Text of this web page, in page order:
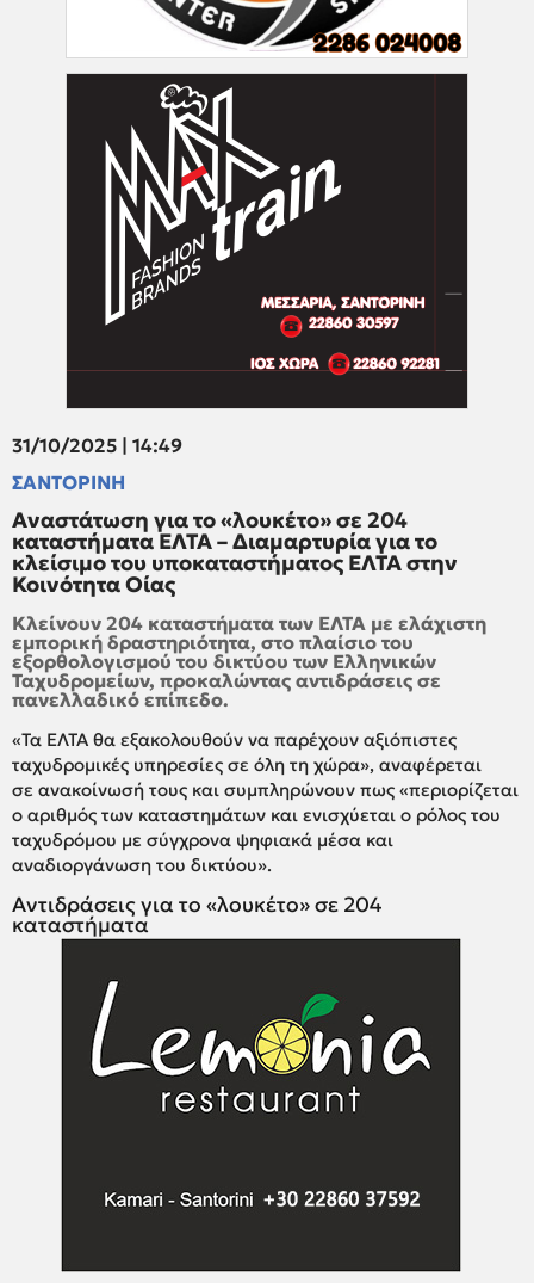
31/10/2025 | 14:49
ΣΑΝΤΟΡΙΝΗ
Αναστάτωση για το «λουκέτο» σε 204
καταστήματα ΕΛΤΑ – Διαμαρτυρία για το
κλείσιμο του υποκαταστήματος ΕΛΤΑ στην
Κοινότητα Οίας
Κλείνουν 204 καταστήματα των ΕΛΤΑ με ελάχιστη
εμπορική δραστηριότητα, στο πλαίσιο του
εξορθολογισμού του δικτύου των Ελληνικών
Ταχυδρομείων, προκαλώντας αντιδράσεις σε
πανελλαδικό επίπεδο.
«Τα ΕΛΤΑ θα εξακολουθούν να παρέχουν αξιόπιστες
ταχυδρομικές υπηρεσίες σε όλη τη χώρα», αναφέρεται
σε ανακοίνωσή τους και συμπληρώνουν πως «περιορίζεται
ο αριθμός των καταστημάτων και ενισχύεται ο ρόλος του
ταχυδρόμου με σύγχρονα ψηφιακά μέσα και
αναδιοργάνωση του δικτύου».
Αντιδράσεις για το «λουκέτο» σε 204
καταστήματα